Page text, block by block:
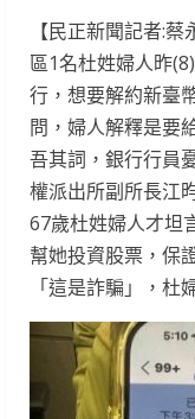
【民正新聞記者:
區1名杜姓婦人昨
行，想要解約新臺
問，婦人解釋是要
吾其詞，銀行行員
權派出所副所長江
67歲杜姓婦人才坦
幫她投資股票，保
「這是詐騙」，杜